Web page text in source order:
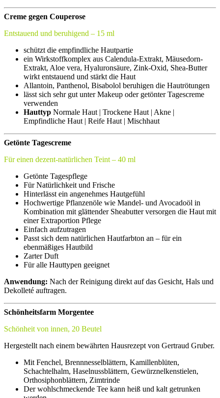
Creme gegen Couperose
Entstauend und beruhigend – 15 ml
schützt die empfindliche Hautpartie
ein Wirkstoffkomplex aus Calendula-Extrakt, Mäusedorn-
Extrakt, Aloe vera, Hyaluronsäure, Zink-Oxid, Shea-Butter
wirkt entstauend und stärkt die Haut
Allantoin, Panthenol, Bisabolol beruhigen die Hautrötungen
lässt sich sehr gut unter Makeup oder getönter Tagescreme
verwenden
Hauttyp Normale Haut | Trockene Haut | Akne |
Empfindliche Haut | Reife Haut | Mischhaut
Getönte Tagescreme
Für einen dezent-natürlichen Teint – 40 ml
Getönte Tagespflege
Für Natürlichkeit und Frische
Hinterlässt ein angenehmes Hautgefühl
Hochwertige Pflanzenöle wie Mandel- und Avocadoöl in
Kombination mit glättender Sheabutter versorgen die Haut mit
einer Extraportion Pflege
Einfach aufzutragen
Passt sich dem natürlichen Hautfarbton an – für ein
ebenmäßiges Hautbild
Zarter Duft
Für alle Hauttypen geeignet
Anwendung: Nach der Reinigung direkt auf das Gesicht, Hals und
Dekolleté auftragen.
Schönheitsfarm Morgentee
Schönheit von innen, 20 Beutel
Hergestellt nach einem bewährten Hausrezept von Gertraud Gruber.
Mit Fenchel, Brennnesselblättern, Kamillenblüten,
Schachtelhalm, Haselnussblättern, Gewürznelkenstielen,
Orthosiphonblättern, Zimtrinde
Der wohlschmeckende Tee kann heiß und kalt getrunken